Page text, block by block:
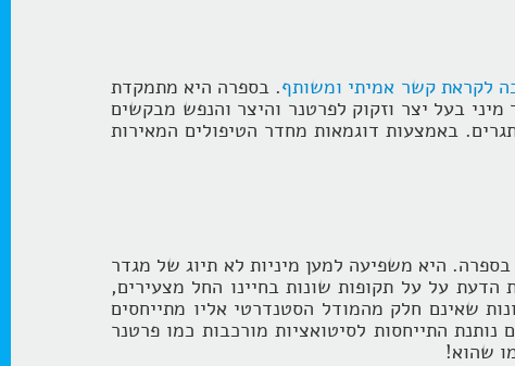
לקראת קשר אמיתי ומשותף. בספרה היא מתמקדת
מיני בעל יצר וזקוק לפרטנר והיצר והנפש מבקשים
באמצעות דוגמאות מחדר הטיפולים המאירות
היא משפיעה למען מיניות לא תיוג של מגדר
הדעת על על תקופות שונות בחיינו החל מצעירים,
שאינם חלק מהמודל הסטנדרטי אליו מתייחסים
נותנת התייחסות לסיטואציות מורכבות כמו פרטנר
שהוא!